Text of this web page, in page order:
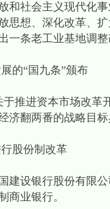
和社会主义现代化
思想、深化改革、
一条老工业基地调
的“国九条”颁布
推进资本市场改革
济翻两番的战略目
股份制改革
设银行股份有限公
商业银行。